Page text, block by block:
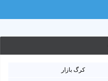
کرگ بازار